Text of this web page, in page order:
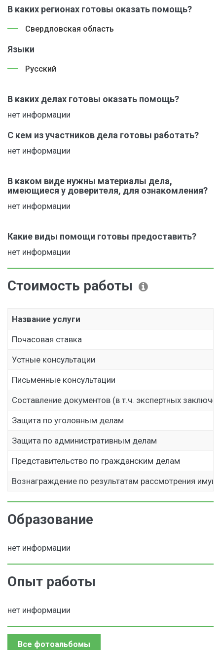
В каких регионах готовы оказать помощь?
Свердловская область
Языки
Русский
В каких делах готовы оказать помощь?
нет информации
С кем из участников дела готовы работать?
нет информации
В каком виде нужны материалы дела,
имеющиеся у доверителя, для ознакомления?
нет информации
Какие виды помощи готовы предоставить?
нет информации
Стоимость работы
Название услуги
Почасовая ставка
Устные консультации
Письменные консультации
Составление документов (в т.ч. экспертных
Защита по уголовным делам
Защита по административным делам
Представительство по гражданским делам
Вознаграждение по результатам рассмотрения
Образование
нет информации
Опыт работы
нет информации
Все фотоальбомы